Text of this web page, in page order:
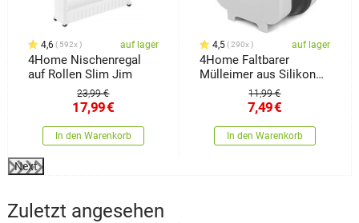
4,6 592x auf lager
4Home Nischenregal
auf Rollen Slim Jim
23,99 €
17,99€
In den Warenkorb
4,5 290x auf lager
4Home Faltbarer
Mülleimer aus Silikon
11,99 €
7,49€
In den Warenkorb
Next
Zuletzt angesehen